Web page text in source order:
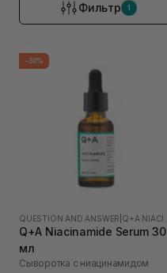
Фильтр 1
-30%
QUESTION AND ANSWER
Q+A Niacinamide Serum 30
мл
Сыворотка с ниацинамидом